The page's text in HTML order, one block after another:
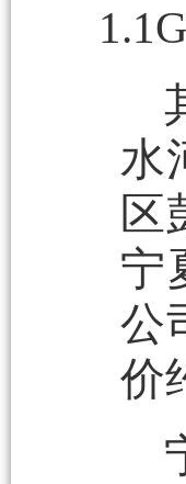
水
区
宁
公
价